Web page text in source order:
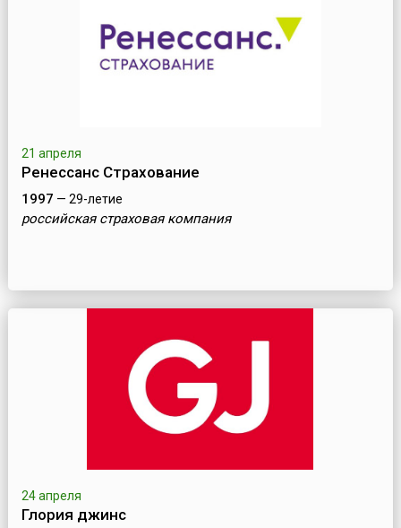
21 апреля
Ренессанс Страхование
1997 — 29-летие
российская страховая компания
24 апреля
Глория джинс